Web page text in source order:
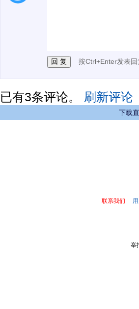
1.电脑端新用户可以发表
按Ctrl+Enter发表回
已有3条评论。 刷新评论
下载
联系我们
举